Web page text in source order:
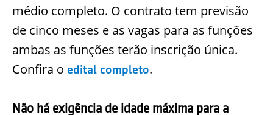
médio completo. O contrato tem previsão
de cinco meses e as vagas para as funções
ambas as funções terão inscrição única.
Confira o edital completo.
Não há exigência de idade máxima para a